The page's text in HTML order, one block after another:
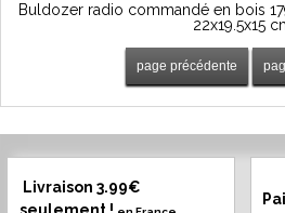
Buldozer radio commandé en bois
22x19.5x15
Livraison 3.99€